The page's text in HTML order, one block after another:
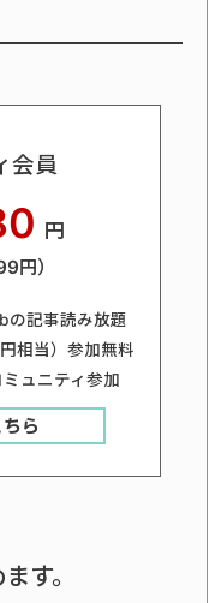
会員
円
円）
の記事読み放題
相当）参加無料
ュニティ参加
ら
す。